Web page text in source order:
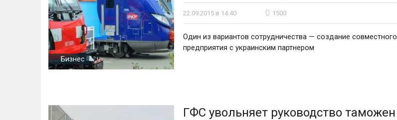
Бизнес
22.09.2015 в 14:40 1500
Один из вариантов сотрудничества — создание совместного
предприятия с украинским партнером
ГФС увольняет руководство таможен